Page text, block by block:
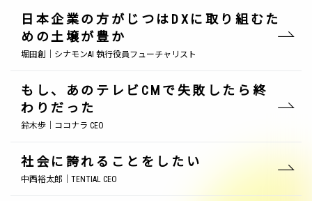
日本企業の方がじつはDXに取り組むた
めの土壌が豊か
堀田創｜シナモンAI 執行役員フューチャリスト
もし、あのテレビCMで失敗したら終
わりだった
鈴木歩｜ココナラ CEO
社会に誇れることをしたい
中西裕太郎｜TENTIAL CEO